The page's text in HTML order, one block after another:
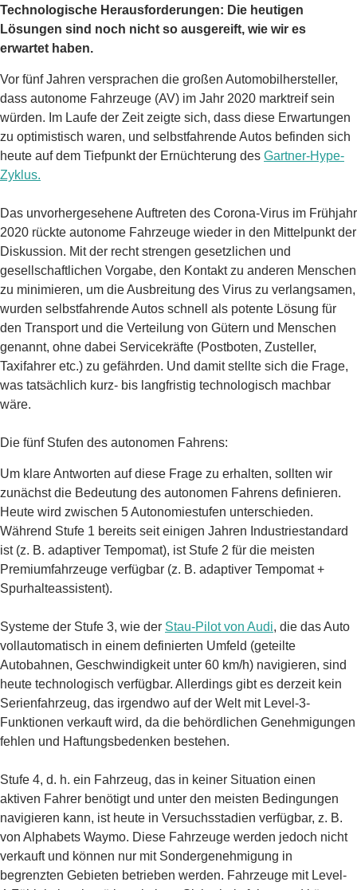
Technologische Herausforderungen: Die heutigen
Lösungen sind noch nicht so ausgereift, wie wir es
erwartet haben.
Vor fünf Jahren versprachen die großen Automobilhersteller,
dass autonome Fahrzeuge (AV) im Jahr 2020 marktreif sein
würden. Im Laufe der Zeit zeigte sich, dass diese Erwartungen
zu optimistisch waren, und selbstfahrende Autos befinden sich
heute auf dem Tiefpunkt der Ernüchterung des Gartner-Hype-
Zyklus.
Das unvorhergesehene Auftreten des Corona-Virus im Frühjahr
2020 rückte autonome Fahrzeuge wieder in den Mittelpunkt der
Diskussion. Mit der recht strengen gesetzlichen und
gesellschaftlichen Vorgabe, den Kontakt zu anderen Menschen
zu minimieren, um die Ausbreitung des Virus zu verlangsamen,
wurden selbstfahrende Autos schnell als potente Lösung für
den Transport und die Verteilung von Gütern und Menschen
genannt, ohne dabei Servicekräfte (Postboten, Zusteller,
Taxifahrer etc.) zu gefährden. Und damit stellte sich die Frage,
was tatsächlich kurz- bis langfristig technologisch machbar
wäre.
Die fünf Stufen des autonomen Fahrens:
Um klare Antworten auf diese Frage zu erhalten, sollten wir
zunächst die Bedeutung des autonomen Fahrens definieren.
Heute wird zwischen 5 Autonomiestufen unterschieden.
Während Stufe 1 bereits seit einigen Jahren Industriestandard
ist (z. B. adaptiver Tempomat), ist Stufe 2 für die meisten
Premiumfahrzeuge verfügbar (z. B. adaptiver Tempomat +
Spurhalteassistent).
Systeme der Stufe 3, wie der Stau-Pilot von Audi, die das Auto
vollautomatisch in einem definierten Umfeld (geteilte
Autobahnen, Geschwindigkeit unter 60 km/h) navigieren, sind
heute technologisch verfügbar. Allerdings gibt es derzeit kein
Serienfahrzeug, das irgendwo auf der Welt mit Level-3-
Funktionen verkauft wird, da die behördlichen Genehmigungen
fehlen und Haftungsbedenken bestehen.
Stufe 4, d. h. ein Fahrzeug, das in keiner Situation einen
aktiven Fahrer benötigt und unter den meisten Bedingungen
navigieren kann, ist heute in Versuchsstadien verfügbar, z. B.
von Alphabets Waymo. Diese Fahrzeuge werden jedoch nicht
verkauft und können nur mit Sondergenehmigung in
begrenzten Gebieten betrieben werden. Fahrzeuge mit Level-